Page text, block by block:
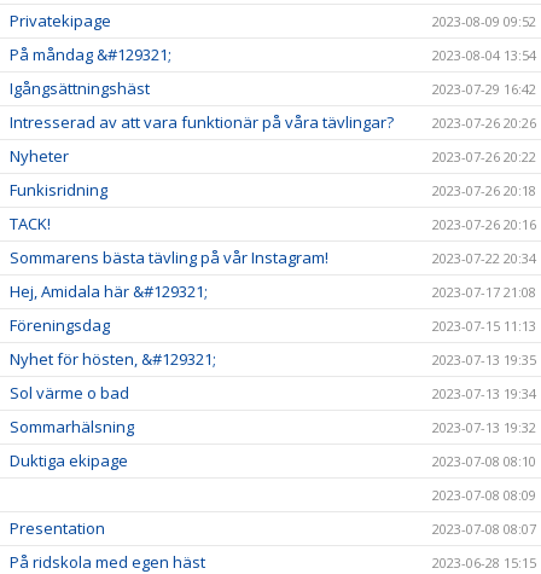
Privatekipage 2023-08-09 09:52
På måndag &#129321; 2023-08-04 13:54
Igångsättningshäst 2023-07-29 16:42
Intresserad av att vara funktionär på våra tävlingar? 2023-07-26 20:26
Nyheter 2023-07-26 20:22
Funkisridning 2023-07-26 20:18
TACK! 2023-07-26 20:16
Sommarens bästa tävling på vår Instagram! 2023-07-22 20:34
Hej, Amidala här &#129321; 2023-07-17 21:08
Föreningsdag 2023-07-15 11:13
Nyhet för hösten, &#129321; 2023-07-13 19:35
Sol värme o bad 2023-07-13 19:34
Sommarhälsning 2023-07-13 19:32
Duktiga ekipage
2023-07-08 08:10
2023-07-08 08:09
Presentation 2023-07-08 08:07
På ridskola med egen häst 2023-06-28 15:15